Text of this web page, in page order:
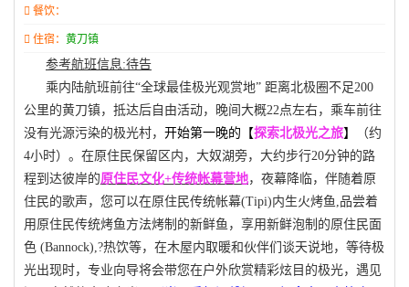
餐饮：
住宿： 黄刀镇
参考航班信息:待告
乘内陆航班前往“全球最佳极光观赏地” 距离北极圈不足200
公里的黄刀镇，抵达后自由活动，晚间大概22 点左右， 乘车前往
没有光源污染的极光村， 开始第一晚的【探索北极光之旅】
（约
4小时）。在原住民保留区内，大奴湖旁，大约步行20分钟的路
程到达彼岸的原住民文化+传统帐幕营地，夜幕降临，伴随着原
住民的歌声，您可以在原住民传统帐幕(Tipi)内生火烤鱼 品尝着
用原住民传统烤鱼方法烤制的新鲜鱼，享用新鲜泡制的原住民面
色 (Bannock),?热饮等，在木屋内取暖和伙伴们谈天说地，等待极
光出现时，专业向导将会带您在户外欣赏精彩炫目的极光，遇见